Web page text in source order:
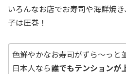
いろんなお店でお寿司や海鮮焼
子は圧巻！
色鮮やかなお寿司がずら～っと
日本人なら誰でもテンションが